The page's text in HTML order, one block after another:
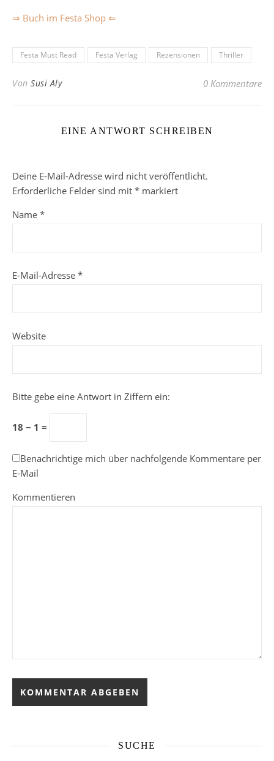
⇒ Buch im Festa Shop ⇐
Festa Must Read Festa Verlag Rezensionen Thriller
Von Susi Aly 0 Kommentare
EINE ANTWORT SCHREIBEN
Deine E-Mail-Adresse wird nicht veröffentlicht.
Erforderliche Felder sind mit * markiert
Name *
E-Mail-Adresse *
Website
Bitte gebe eine Antwort in Ziffern ein:
18 − 1 =
Benachrichtige mich über nachfolgende Kommentare per
E-Mail
Kommentieren
SUCHE